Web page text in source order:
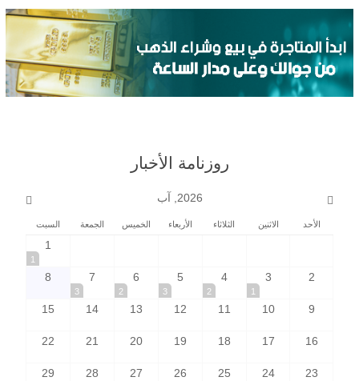
روزنامة الأخبار
2026, آب
الأحد الاثنين الثلاثاء الأربعاء الخميس الجمعة السبت
1
1
2
3
1
4
2
5
3
6
2
7
3
8
9
10
11
12
13
14
15
16
17
18
19
20
21
22
23
24
25
26
27
28
29